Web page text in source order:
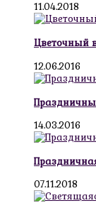
11.04.2018
Цветочный
12.06.2016
14.03.2016
07.11.2018